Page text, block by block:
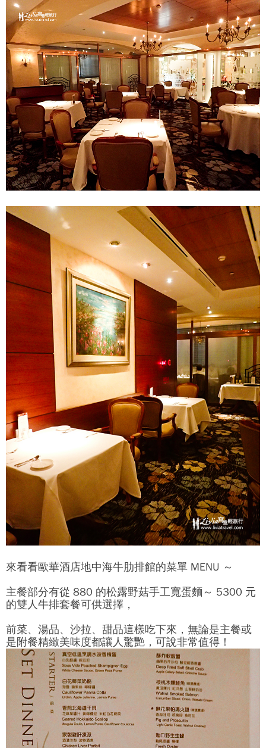
來看看歐華酒店地中海牛肋排館的菜單 MENU ～
主餐部分有從 880 的松露野菇手工寬蛋麵～ 5300 元
的雙人牛排套餐可供選擇，
前菜、湯品、沙拉、甜品這樣吃下來，無論是主餐或
是附餐精緻美味度都讓人驚艷，可說非常值得！